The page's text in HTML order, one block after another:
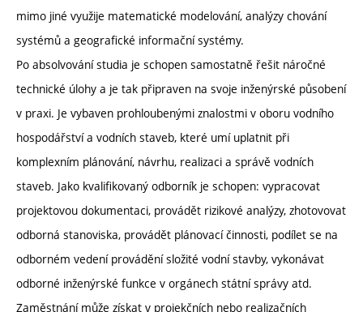
mimo jiné využije matematické modelování, analýzy chování
systémů a geografické informační systémy.
Po absolvování studia je schopen samostatně řešit náročné
technické úlohy a je tak připraven na svoje inženýrské působení
v praxi. Je vybaven prohloubenými znalostmi v oboru vodního
hospodářství a vodních staveb, které umí uplatnit při
komplexním plánování, návrhu, realizaci a správě vodních
staveb. Jako kvalifikovaný odborník je schopen: vypracovat
projektovou dokumentaci, provádět rizikové analýzy, zhotovovat
odborná stanoviska, provádět plánovací činnosti, podílet se na
odborném vedení provádění složité vodní stavby, vykonávat
odborné inženýrské funkce v orgánech státní správy atd.
Zaměstnání může získat v projekčních nebo realizačních